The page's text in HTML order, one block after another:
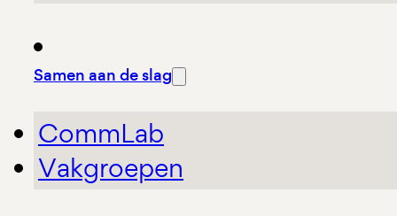
Samen aan de slag
CommLab
Vakgroepen